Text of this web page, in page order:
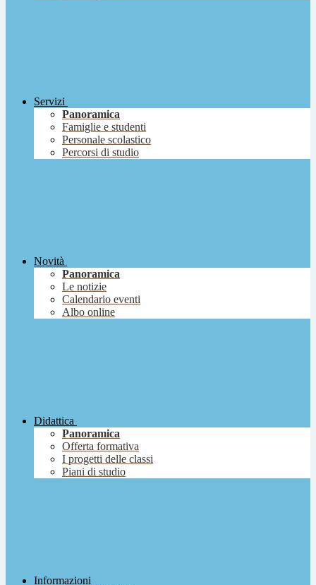
Servizi
Panoramica
Famiglie e studenti
Personale scolastico
Percorsi di studio
Novità
Panoramica
Le notizie
Calendario eventi
Albo online
Didattica
Panoramica
Offerta formativa
I progetti delle classi
Piani di studio
Informazioni